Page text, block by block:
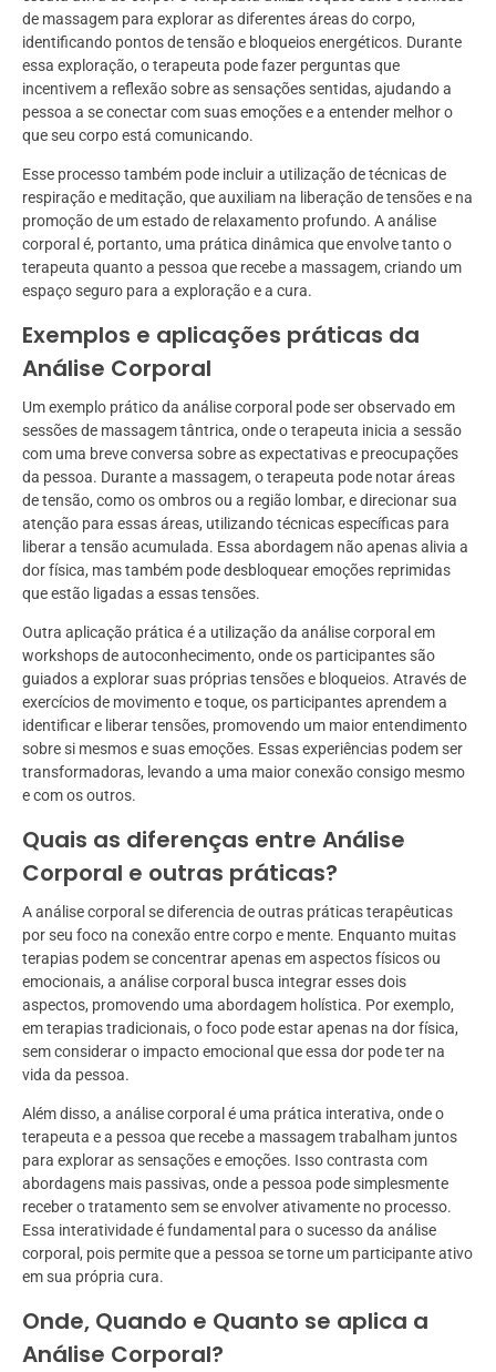
de massagem para explorar as diferentes áreas do corpo,
identificando pontos de tensão e bloqueios energéticos. Durante
essa exploração, o terapeuta pode fazer perguntas que
incentivem a reflexão sobre as sensações sentidas, ajudando a
pessoa a se conectar com suas emoções e a entender melhor o
que seu corpo está comunicando.
Esse processo também pode incluir a utilização de técnicas de
respiração e meditação, que auxiliam na liberação de tensões e na
promoção de um estado de relaxamento profundo. A análise
corporal é, portanto, uma prática dinâmica que envolve tanto o
terapeuta quanto a pessoa que recebe a massagem, criando um
espaço seguro para a exploração e a cura.
Exemplos e aplicações práticas da
Análise Corporal
Um exemplo prático da análise corporal pode ser observado em
sessões de massagem tântrica, onde o terapeuta inicia a sessão
com uma breve conversa sobre as expectativas e preocupações
da pessoa. Durante a massagem, o terapeuta pode notar áreas
de tensão, como os ombros ou a região lombar, e direcionar sua
atenção para essas áreas, utilizando técnicas específicas para
liberar a tensão acumulada. Essa abordagem não apenas alivia a
dor física, mas também pode desbloquear emoções reprimidas
que estão ligadas a essas tensões.
Outra aplicação prática é a utilização da análise corporal em
workshops de autoconhecimento, onde os participantes são
guiados a explorar suas próprias tensões e bloqueios. Através de
exercícios de movimento e toque, os participantes aprendem a
identificar e liberar tensões, promovendo um maior entendimento
sobre si mesmos e suas emoções. Essas experiências podem ser
transformadoras, levando a uma maior conexão consigo mesmo
e com os outros.
Quais as diferenças entre Análise
Corporal e outras práticas?
A análise corporal se diferencia de outras práticas terapêuticas
por seu foco na conexão entre corpo e mente. Enquanto muitas
terapias podem se concentrar apenas em aspectos físicos ou
emocionais, a análise corporal busca integrar esses dois
aspectos, promovendo uma abordagem holística. Por exemplo,
em terapias tradicionais, o foco pode estar apenas na dor física,
sem considerar o impacto emocional que essa dor pode ter na
vida da pessoa.
Além disso, a análise corporal é uma prática interativa, onde o
terapeuta e a pessoa que recebe a massagem trabalham juntos
para explorar as sensações e emoções. Isso contrasta com
abordagens mais passivas, onde a pessoa pode simplesmente
receber o tratamento sem se envolver ativamente no processo.
Essa interatividade é fundamental para o sucesso da análise
corporal, pois permite que a pessoa se torne um participante ativo
em sua própria cura.
Onde, Quando e Quanto se aplica a
Análise Corporal?